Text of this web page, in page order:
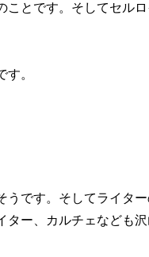
とです。そしてセル
。
です。そしてライタ
ー、カルチェなども沢